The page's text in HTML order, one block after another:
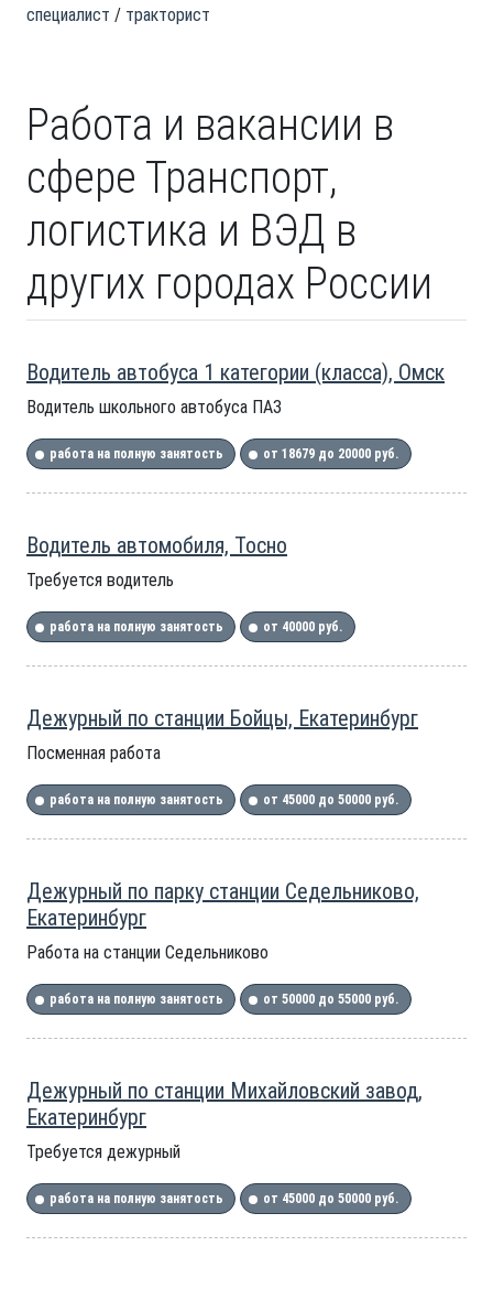
специалист
тракторист
Работа и вакансии в
сфере Транспорт,
логистика и ВЭД в
других городах России
Водитель автобуса 1 категории (класса), Омск
Водитель школьного автобуса ПАЗ
работа на полную занятость от 18679 до 20000 руб.
Водитель автомобиля, Тосно
Требуется водитель
работа на полную занятость от 40000 руб.
Дежурный по станции Бойцы, Екатеринбург
Посменная работа
работа на полную занятость от 45000 до 50000 руб.
Дежурный по парку станции Седельниково,
Екатеринбург
Работа на станции Седельниково
работа на полную занятость от 50000 до 55000 руб.
Дежурный по станции Михайловский завод,
Екатеринбург
Требуется дежурный
работа на полную занятость от 45000 до 50000 руб.